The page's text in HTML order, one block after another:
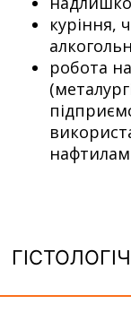
куріння,
робота